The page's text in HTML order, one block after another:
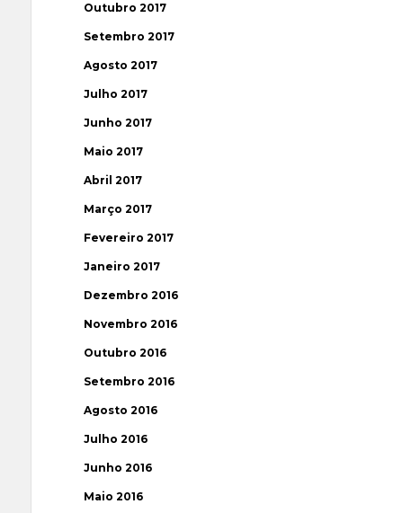
Outubro 2017
Setembro 2017
Agosto 2017
Julho 2017
Junho 2017
Maio 2017
Abril 2017
Março 2017
Fevereiro 2017
Janeiro 2017
Dezembro 2016
Novembro 2016
Outubro 2016
Setembro 2016
Agosto 2016
Julho 2016
Junho 2016
Maio 2016